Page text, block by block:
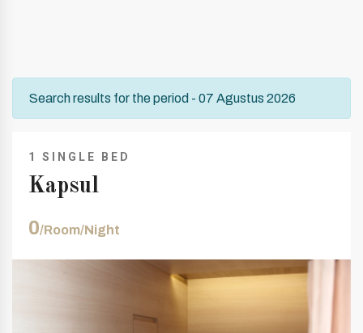
Search results for the period - 07 Agustus 2026
1 SINGLE BED
Kapsul
0/Room/Night